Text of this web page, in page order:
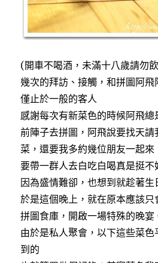
(開車不喝酒，未滿十八歲請勿飲
幾次的拜訪、接觸，和拼圖阿
僅止於一般的客人
感謝每次有新菜色的時候阿飛總
前陣子去拼圖，阿飛說要找天
菜，還要我多約幾位朋友一起來
要帶一群人去白吃白喝真是挺不
因為盛情難卻，也想到就趁著生
於是這個晚上，就在原本應該
拼圖食庫，開啟一場特殊的晚宴
由於是私人聚會，以下這些菜
到的